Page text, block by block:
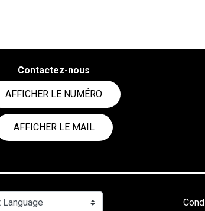
Contactez-nous
AFFICHER LE NUMÉRO
AFFICHER LE MAIL